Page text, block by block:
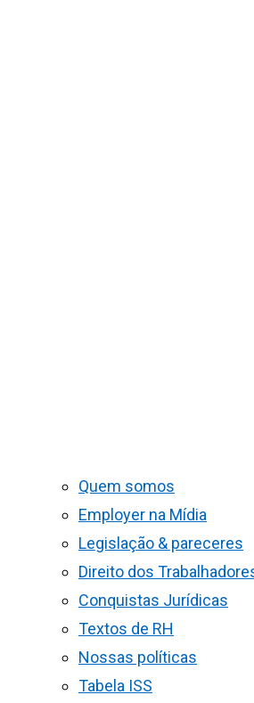
Quem somos
Employer na Mídia
Legislação & pareceres
Direito dos
Conquistas Jurídicas
Textos de RH
Nossas políticas
Tabela ISS